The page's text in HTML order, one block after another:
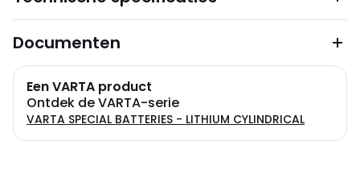
Documenten
Een VARTA product
Ontdek de VARTA-serie
VARTA SPECIAL BATTERIES - LITHIUM CYLINDRICAL